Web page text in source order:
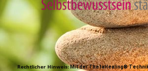
Rechtlicher Hinweis:Mit der ThetaHealing®